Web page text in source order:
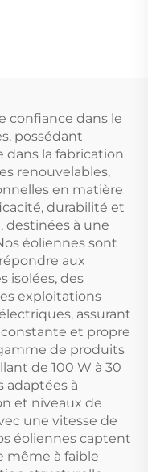
confiance dans le
possédant
dans la fabrication
renouvelables,
en matière
durabilité et
à une
éoliennes sont
aux
isolées, des
exploitations
assurant
et propre
de produits
de 100 W à 30
adaptées à
et niveaux de
une vitesse de
éoliennes captent
même à faible